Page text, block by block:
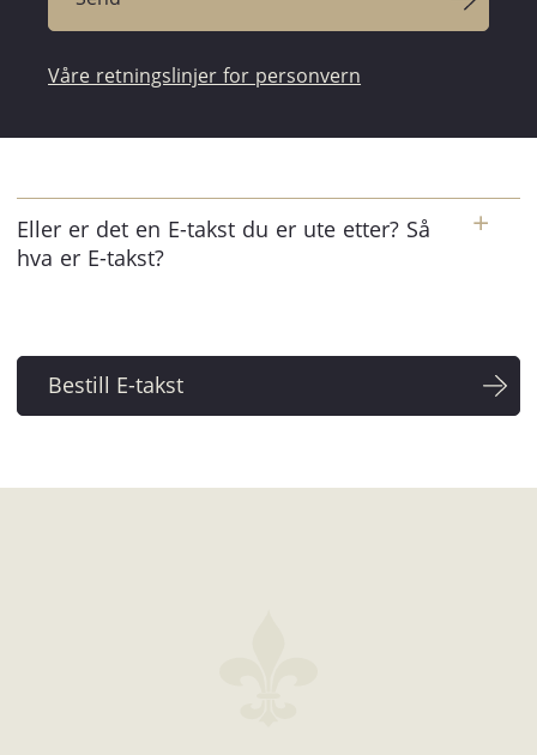
Våre retningslinjer for personvern
Eller er det en E-takst du er ute etter? Så
hva er E-takst?